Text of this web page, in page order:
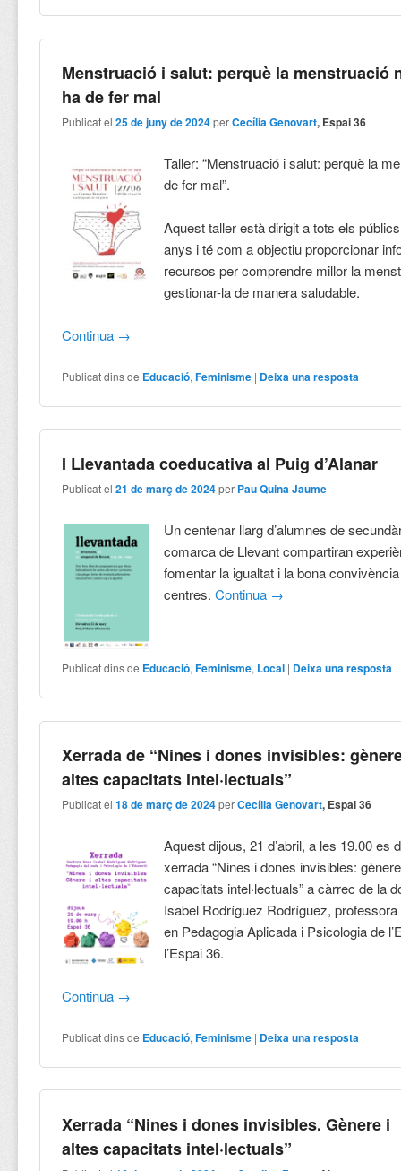
Menstruació i salut: perquè la menstruació
ha de fer mal
Publicat el25 de juny de 2024 perCecília Genovart, Espai 36
Taller: “Menstruació i salut: perquè la
de fer mal”.
Aquest taller està dirigit a tots els
anys i té com a objectiu proporcionar
recursos per comprendre millor la
gestionar-la de manera saludable.
Continua →
Publicat dins de Educació,Feminisme | Deixa una resposta
I Llevantada coeducativa al Puig d’Alanar
Publicat el21 de març de 2024 per Pau Quina Jaume
Un centenar llarg d’alumnes de
comarca de Llevant compartiran
fomentar la igualtat i la bona
centres.Continua →
Publicat dins de Educació,Feminisme, Local | Deixa una resposta
Xerrada de “Nines i dones invisibles:
altes capacitats intel·lectuals”
Publicat el18 de març de 2024 perCecília Genovart, Espai 36
Aquest dijous, 21 d’abril, a les 19.00 es
xerrada “Nines i dones invisibles:
capacitats intel·lectuals” a càrrec de la
Isabel Rodríguez Rodríguez,
en Pedagogia Aplicada i Psicologia de
l’Espai 36.
Continua →
Publicat dins de Educació,Feminisme | Deixa una resposta
Xerrada “Nines i dones invisibles. Gènere i
altes capacitats intel·lectuals”